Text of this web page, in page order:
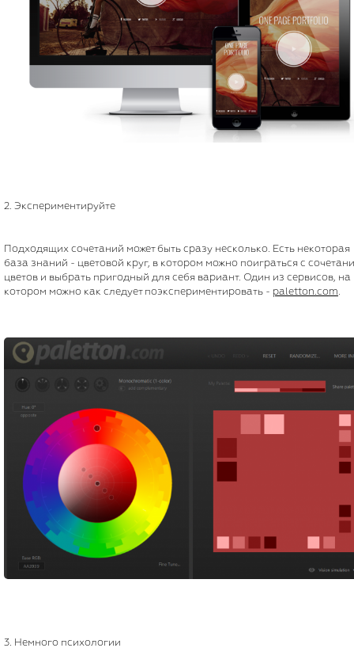
2. Экспериментируйте
Подходящих сочетаний может быть сразу несколько. Есть некоторая
база знаний - цветовой круг, в котором можно поиграться с
цветов и выбрать пригодный для себя вариант. Один из сервисов, на
котором можно как следует поэкспериментировать - paletton.com
3. Немного психологии